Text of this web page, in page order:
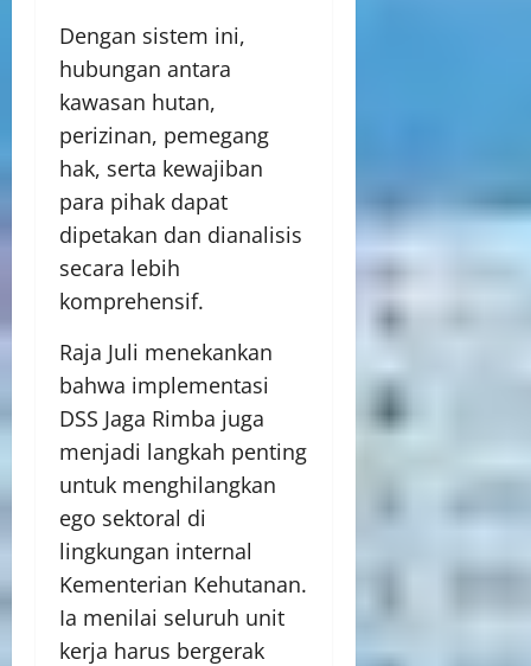
Dengan sistem ini,
hubungan antara
kawasan hutan,
perizinan, pemegang
hak, serta kewajiban
para pihak dapat
dipetakan dan dianalisis
secara lebih
komprehensif.
Raja Juli menekankan
bahwa implementasi
DSS Jaga Rimba juga
menjadi langkah penting
untuk menghilangkan
ego sektoral di
lingkungan internal
Kementerian Kehutanan.
Ia menilai seluruh unit
kerja harus bergerak